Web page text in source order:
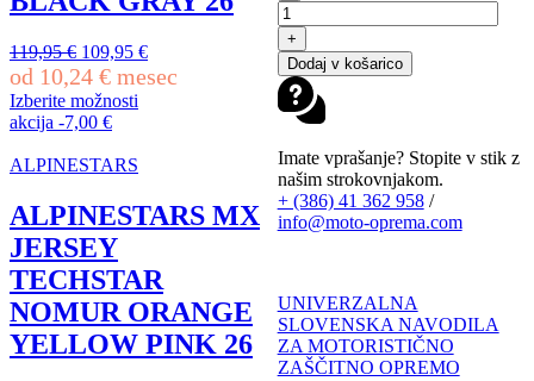
MX
ČELADA
MOTO
2.5
V26
GREY
+
Dodaj v košarico
Imate vprašanje? Stopite v stik z
našim strokovnjakom.
+ (386) 41 362 958/
info@moto-oprema.com
UNIVERZALNA
SLOVENSKA NAVODILA
ZA MOTORISTIČNO
ZAŠČITNO OPREMO
na
izdelka
119,95€ Izvirna
cena
je
bila:
119,95 €.
109,95 €Trenutna
cena
od 10,24 € mesec
Izberite možnosti
Ta
ima
različic.
Možnosti
lahko
izberete
na
strani
izdelka
akcija -7,00 €
ALPINESTARS
ALPINESTARS MX
JERSEY
TECHSTAR
NOMUR ORANGE
YELLOW PINK 26